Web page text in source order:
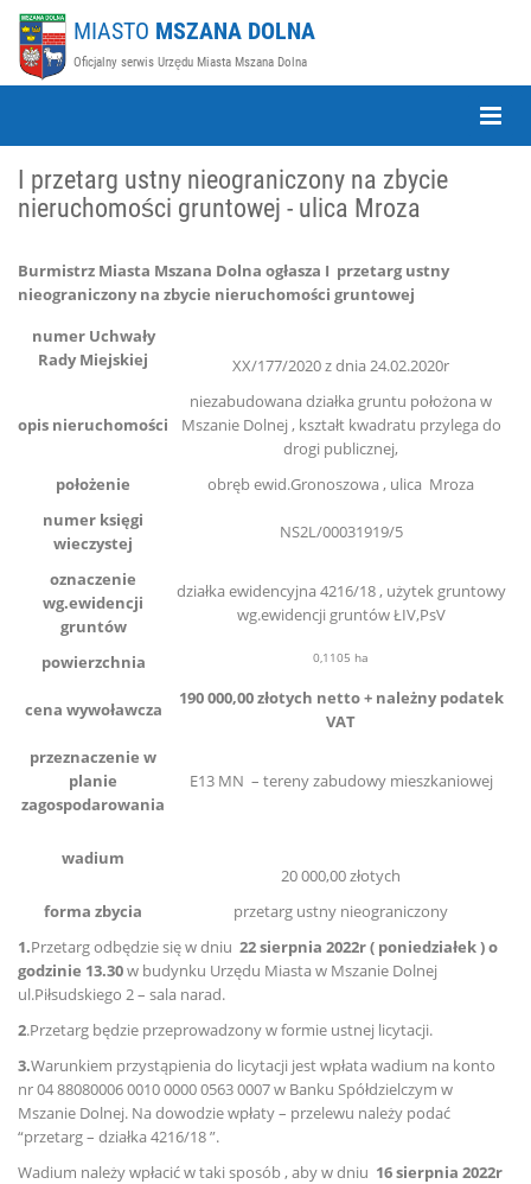
MIASTO MSZANA DOLNA
Oficjalny serwis Urzędu Miasta Mszana Dolna
Toggle
I przetarg ustny nieograniczony na zbycie
nieruchomości gruntowej - ulica Mroza
Burmistrz Miasta Mszana Dolna ogłasza I przetarg ustny
nieograniczony na zbycie nieruchomości gruntowej
numer Uchwały
RadyMiejskiej XX/177/2020 z dnia 24.02.2020r
opis nieruchomości
niezabudowana działka gruntu położona w
Mszanie Dolnej , kształt kwadratu przylega do
drogi publicznej,
położenie
obręb ewid.Gronoszowa , ulica Mroza
numer księgi
wieczystej
NS2L/00031919/5
oznaczenie
wg.ewidencji
gruntów
działka ewidencyjna 4216/18 , użytek gruntowy
wg.ewidencji gruntów ŁIV,PsV
powierzchnia 0,1105 ha
cena wywoławcza
190 000,00 złotych netto + należny podatek
VAT
przeznaczenie w
planie
zagospodarowania
E13 MN – tereny zabudowy mieszkaniowej
wadium
20 000,00 złotych
forma zbycia
przetarg ustny nieograniczony
1.Przetarg odbędzie się w dniu 22 sierpnia 2022r ( poniedziałek ) o
godzinie 13.30w budynku Urzędu Miasta w Mszanie Dolnej
ul.Piłsudskiego 2 – sala narad.
2.Przetarg będzie przeprowadzony w formie ustnej licytacji.
3.Warunkiem przystąpienia do licytacji jest wpłata wadium na konto
nr 04 88080006 0010 0000 0563 0007 w Banku Spółdzielczym w
Mszanie Dolnej. Na dowodzie wpłaty – przelewu należy podać
“przetarg – działka 4216/18 ”.
Wadium należy wpłacić w taki sposób , aby w dniu 16 sierpnia 2022r